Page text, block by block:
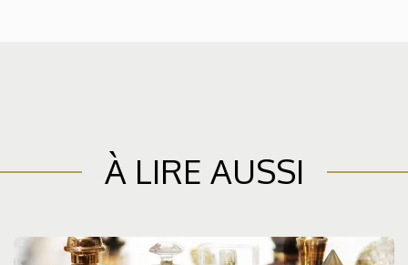
À LIRE AUSSI